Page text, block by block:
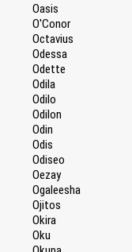
Oasis
O'Conor
Octavius
Odessa
Odette
Odila
Odilo
Odilon
Odin
Odis
Odiseo
Oezay
Ogaleesha
Ojitos
Okira
Oku